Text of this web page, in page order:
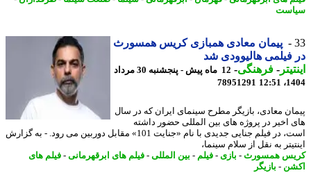
پیمان معادی همبازی کریس همسورث
فیلمی هالیوودی شد
-فرهنگی-
12 ماه پیش - پنجشنبه 30 مرداد
78951291
معادی، بازیگر مطرح سینمای ایران که در سال
اخیر در پروژه های بین المللی حضور داشته
است، در فیلم جنایی جدیدی با نام «جنایت 101» مقابل دوربین می رود. - به گزارش
به نقل از سلام سینما،
همسورث- بازی - فیلم -بین المللی-فیلم های ابرقهرمانی-فیلم های
-بازیگر